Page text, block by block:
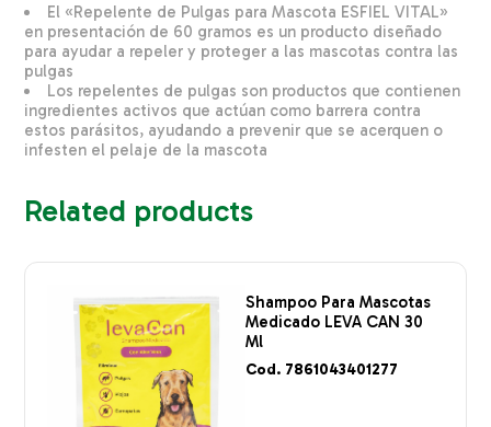
El «Repelente de Pulgas para Mascota ESFIEL VITAL»
en presentación de 60 gramos es un producto diseñado
para ayudar a repeler y proteger a las mascotas contra las
pulgas
Los repelentes de pulgas son productos que contienen
ingredientes activos que actúan como barrera contra
estos parásitos, ayudando a prevenir que se acerquen o
infesten el pelaje de la mascota
Related products
Shampoo Para Mascotas
Medicado LEVA CAN 30
Ml
Cod. 7861043401277